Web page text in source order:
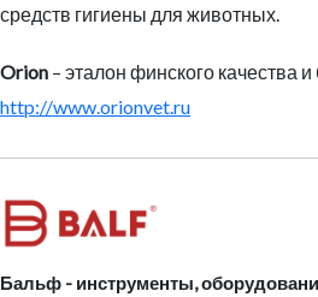
средств гигиены для животных.
Orion – эталон финского качества и
http://www.orionvet.ru
Бальф - инструменты,